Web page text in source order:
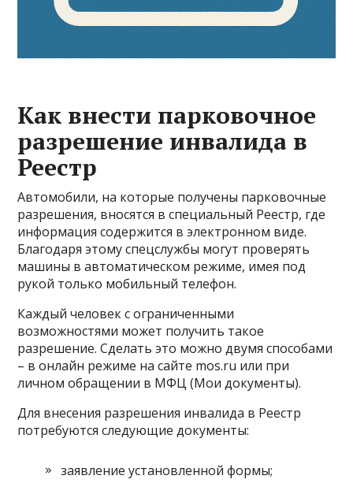
Как внести парковочное
разрешение инвалида в
Реестр
Автомобили, на которые получены парковочные
разрешения, вносятся в специальный Реестр, где
информация содержится в электронном виде.
Благодаря этому спецслужбы могут проверять
машины в автоматическом режиме, имея под
рукой только мобильный телефон.
Каждый человек с ограниченными
возможностями может получить такое
разрешение. Сделать это можно двумя способами
– в онлайн режиме на сайте mos.ru или при
личном обращении в МФЦ (Мои документы).
Для внесения разрешения инвалида в Реестр
потребуются следующие документы:
заявление установленной формы;